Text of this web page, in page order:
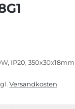
IP20, 350x30x18mm
Versandkosten